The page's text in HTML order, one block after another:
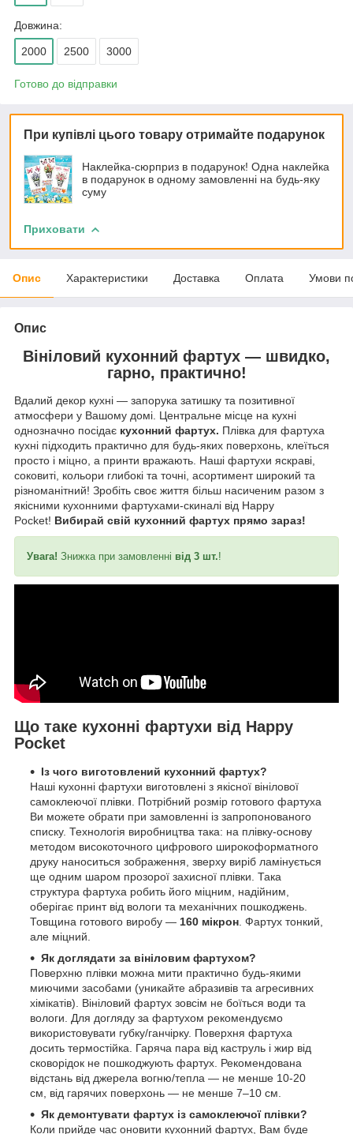
Довжина:
2000 2500 3000
Готово до відправки
При купівлі цього товару отримайте подарунок
Наклейка-сюрприз в подарунок! Одна наклейка
в подарунок в одному замовленні на будь-яку
суму
Приховати
Опис Характеристики Доставка Оплата Умови
Опис
Вініловий кухонний фартух — швидко,
гарно, практично!
Вдалий декор кухні — запорука затишку та позитивної
атмосфери у Вашому домі. Центральне місце на кухні
однозначно посідає кухонний фартух. Плівка для фартуха
кухні підходить практично для будь-яких поверхонь, клеїться
просто і міцно, а принти вражають. Наші фартухи яскраві,
соковиті, кольори глибокі та точні, асортимент широкий та
різноманітний! Зробіть своє життя більш насиченим разом з
якісними кухонними фартухами-скиналі від Happy
Pocket! Вибирай свій кухонний фартух прямо зараз!
Увага! Знижка при замовленні від 3 шт.!
Що таке кухонні фартухи від Happy
Pocket
Із чого виготовлений кухонний фартух?
Наші кухонні фартухи виготовлені з якісної вінілової
самоклеючої плівки. Потрібний розмір готового фартуха
Ви можете обрати при замовленні із запропонованого
списку. Технологія виробництва така: на плівку-основу
методом високоточного цифрового широкоформатного
друку наноситься зображення, зверху виріб ламінується
ще одним шаром прозорої захисної плівки. Така
структура фартуха робить його міцним, надійним,
оберігає принт від вологи та механічних пошкоджень.
Товщина готового виробу — 160 мікрон . Фартух тонкий,
але міцний.
Як доглядати за вініловим фартухом?
Поверхню плівки можна мити практично будь-якими
миючими засобами (уникайте абразивів та агресивних
хімікатів). Вініловий фартух зовсім не боїться води та
вологи. Для догляду за фартухом рекомендуємо
використовувати губку/ганчірку. Поверхня фартуха
досить термостійка. Гаряча пара від каструль і жир від
сковорідок не пошкоджують фартух. Рекомендована
відстань від джерела вогню/тепла — не менше 10-20
см, від гарячих поверхонь — не менше 7–10 см.
Як демонтувати фартух із самоклеючої плівки?
Коли прийде час оновити кухонний фартух, Вам буде